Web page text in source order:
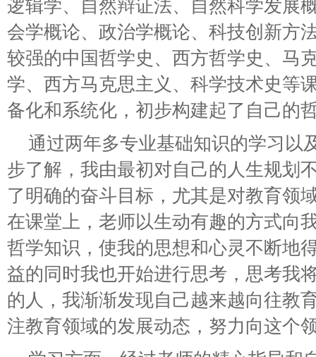
逻辑学、自然辩证法、自然科学发展
会学概论、政治学概论、科技创新方
较强的中国哲学史、西方哲学史、马
学、西方马克思主义、科学技术史等
备化和系统化，初步构建起了自己的
通过两年多专业基础知识的学习以
步了解，我由最初对自己的人生规划
了明确的奋斗目标，尤其是对教育领
在课堂上，老师以生动有趣的方式向
哲学知识，使我的思想和心灵不断地
益的同时我也开始进行思考，思考我
的人，我渐渐发现自己越来越向往教
注教育领域的发展动态，努力向这个